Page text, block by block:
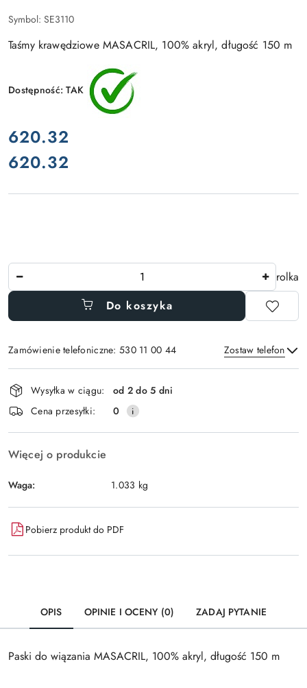
Symbol: SE3110
Taśmy krawędziowe MASACRIL, 100% akryl, długość 150 m
Dostępność:TAK
cena:
620.32
Cena:
620.32
rolka
Do koszyka
Zamówienie telefoniczne: 530 11 00 44 Zostaw telefon
Wyślij
Dostępność
i
dostawa
Wysyłka w ciągu:
od 2 do 5 dni
Cena przesyłki:
0
Więcej o produkcie
Waga: 1.033 kg
Pobierz produkt do PDF
OPIS OPINIE I OCENY (0) ZADAJ PYTANIE
Paski do wiązania MASACRIL, 100% akryl, długość 150 m